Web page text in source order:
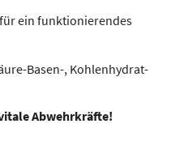
ein funktionierendes
Basen-, Kohlenhydrat-
Abwehrkräfte!